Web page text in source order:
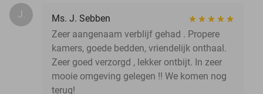
J.
Ms. J. Sebben
Zeer aangenaam verblijf gehad . Propere
kamers, goede bedden, vriendelijk onthaal.
Zeer goed verzorgd , lekker ontbijt. In zeer
mooie omgeving gelegen !! We komen nog
terug!